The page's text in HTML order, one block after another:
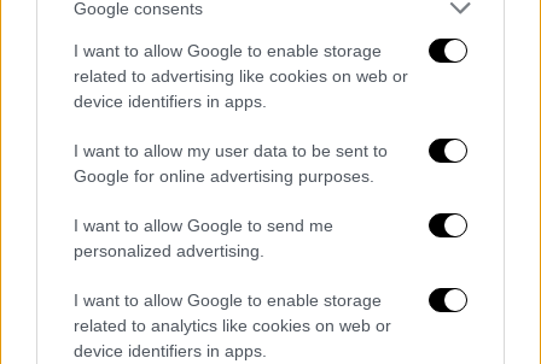
Google consents
I want to allow Google to enable storage
related to advertising like cookies on web or
device identifiers in apps.
I want to allow my user data to be sent to
Google for online advertising purposes.
I want to allow Google to send me
personalized advertising.
I want to allow Google to enable storage
related to analytics like cookies on web or
device identifiers in apps.
Εάν απαιτούνται μετεπιβιβάσεις μεταξύ
λεωφορείων, αυτές να μην υπερβαίνουν
τη μία ανά μετακίνηση στο 80% των
περιπτώσεων.
Αν προβλέπονται μετεπιβιβάσεις, τα
δρομολόγια να είναι συντονισμένα για
αναμονής.
Ο τύπος (χωρητικότητα) του
λεωφορείου να ανταποκρίνεται στην
επιβατική ζήτηση σε ποσοστό 120%.